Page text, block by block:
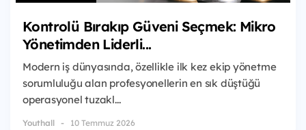
Kontrolü Bırakıp Güveni Seçmek: Mikro
Yönetimden Liderli...
Modern iş dünyasında, özellikle ilk kez ekip yönetme
sorumluluğu alan profesyonellerin en sık düştüğü
operasyonel tuzakl...
Youthall 10 Temmuz 2026